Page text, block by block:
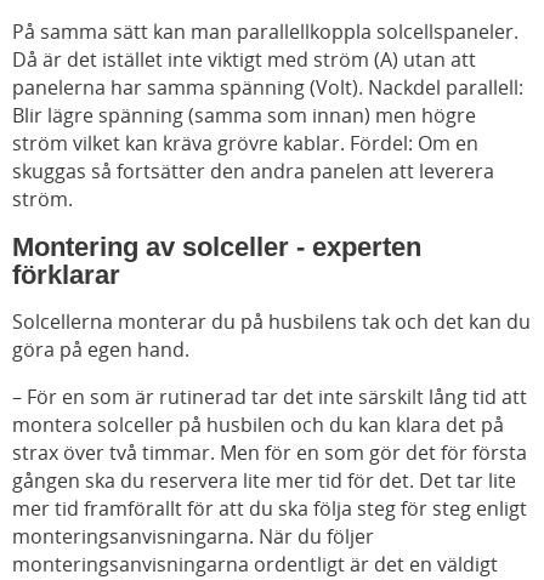
På samma sätt kan man parallellkoppla solcellspaneler.
Då är det istället inte viktigt med ström (A) utan att
panelerna har samma spänning (Volt). Nackdel parallell:
Blir lägre spänning (samma som innan) men högre
ström vilket kan kräva grövre kablar. Fördel: Om en
skuggas så fortsätter den andra panelen att leverera
ström.
Montering av solceller - experten
förklarar
Solcellerna monterar du på husbilens tak och det kan du
göra på egen hand.
– För en som är rutinerad tar det inte särskilt lång tid att
montera solceller på husbilen och du kan klara det på
strax över två timmar. Men för en som gör det för första
gången ska du reservera lite mer tid för det. Det tar lite
mer tid framförallt för att du ska följa steg för steg enligt
monteringsanvisningarna. När du följer
monteringsanvisningarna ordentligt är det en väldigt